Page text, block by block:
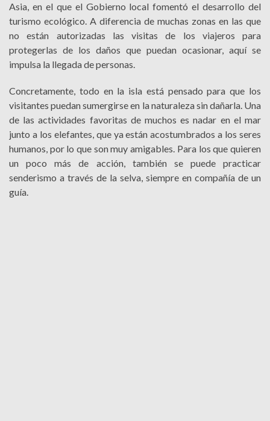
Asia, en el que el Gobierno local fomentó el desarrollo del
turismo ecológico. A diferencia de muchas zonas en las que
no están autorizadas las visitas de los viajeros para
protegerlas de los daños que puedan ocasionar, aquí se
impulsa la llegada de personas.
Concretamente, todo en la isla está pensado para que los
visitantes puedan sumergirse en la naturaleza sin dañarla. Una
de las actividades favoritas de muchos es nadar en el mar
junto a los elefantes, que ya están acostumbrados a los seres
humanos, por lo que son muy amigables. Para los que quieren
un poco más de acción, también se puede practicar
senderismo a través de la selva, siempre en compañía de un
guía.